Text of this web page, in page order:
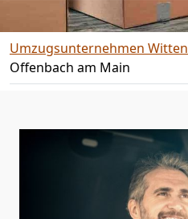
Umzugsunternehmen Witten
Offenbach am Main